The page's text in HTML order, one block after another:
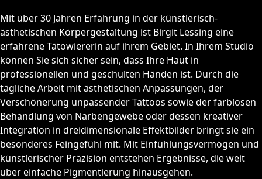
Mit über 30 Jahren Erfahrung in der künstlerisch-
ästhetischen Körpergestaltung ist Birgit Lessing eine
erfahrene Tätowiererin auf ihrem Gebiet. In Ihrem Studio
können Sie sich sicher sein, dass Ihre Haut in
professionellen und geschulten Händen ist. Durch die
tägliche Arbeit mit ästhetischen Anpassungen, der
Verschönerung unpassender Tattoos sowie der farblosen
Behandlung von Narbengewebe oder dessen kreativer
Integration in dreidimensionale Effektbilder bringt sie ein
besonderes Feingefühl mit. Mit Einfühlungsvermögen und
künstlerischer Präzision entstehen Ergebnisse, die weit
über einfache Pigmentierung hinausgehen.